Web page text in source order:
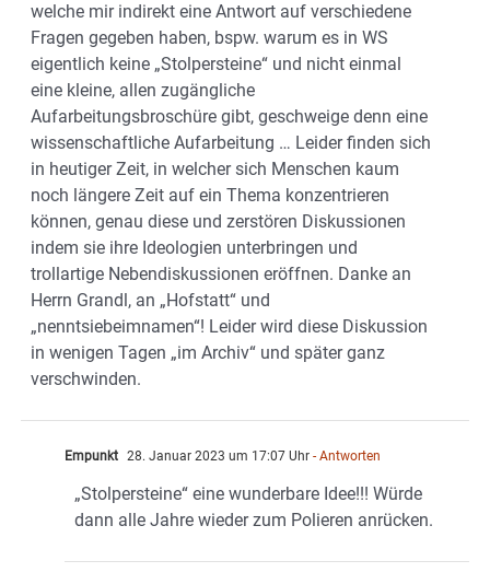
welche mir indirekt eine Antwort auf verschiedene
Fragen gegeben haben, bspw. warum es in WS
eigentlich keine „Stolpersteine“ und nicht einmal
eine kleine, allen zugängliche
Aufarbeitungsbroschüre gibt, geschweige denn eine
wissenschaftliche Aufarbeitung … Leider finden sich
in heutiger Zeit, in welcher sich Menschen kaum
noch längere Zeit auf ein Thema konzentrieren
können, genau diese und zerstören Diskussionen
indem sie ihre Ideologien unterbringen und
trollartige Nebendiskussionen eröffnen. Danke an
Herrn Grandl, an „Hofstatt“ und
„nenntsiebeimnamen“! Leider wird diese Diskussion
in wenigen Tagen „im Archiv“ und später ganz
verschwinden.
Empunkt 28. Januar 2023 um 17:07 Uhr - Antworten
„Stolpersteine“ eine wunderbare Idee!!! Würde
dann alle Jahre wieder zum Polieren anrücken.